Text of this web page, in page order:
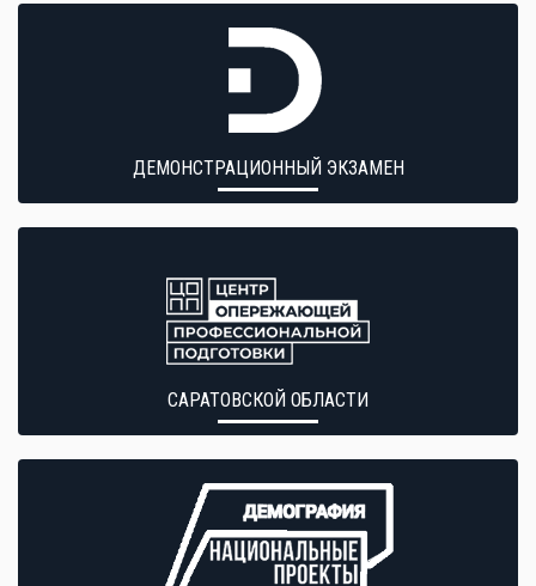
ДЕМОНСТРАЦИОННЫЙ ЭКЗАМЕН
САРАТОВСКОЙ ОБЛАСТИ